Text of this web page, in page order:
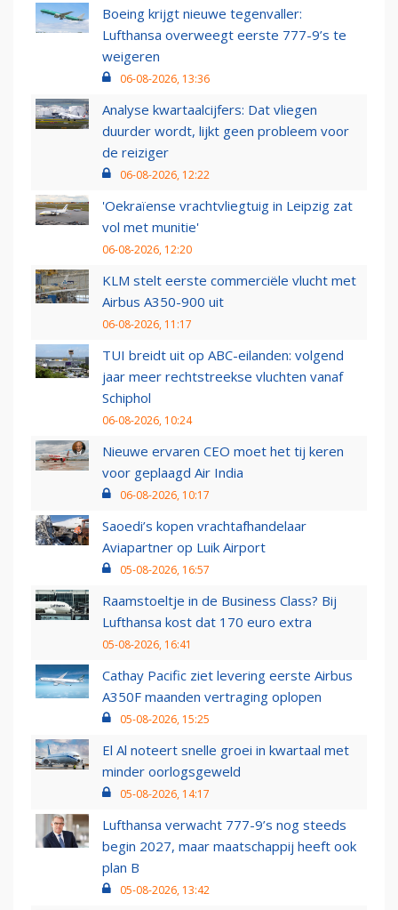
Boeing krijgt nieuwe tegenvaller:
Lufthansa overweegt eerste 777-9’s te
weigeren
06-08-2026, 13:36
Analyse kwartaalcijfers: Dat vliegen
duurder wordt, lijkt geen probleem voor
de reiziger
06-08-2026, 12:22
'Oekraïense vrachtvliegtuig in Leipzig zat
vol met munitie'
06-08-2026, 12:20
KLM stelt eerste commerciële vlucht met
Airbus A350-900 uit
06-08-2026, 11:17
TUI breidt uit op ABC-eilanden: volgend
jaar meer rechtstreekse vluchten vanaf
Schiphol
06-08-2026, 10:24
Nieuwe ervaren CEO moet het tij keren
voor geplaagd Air India
06-08-2026, 10:17
Saoedi’s kopen vrachtafhandelaar
Aviapartner op Luik Airport
05-08-2026, 16:57
Raamstoeltje in de Business Class? Bij
Lufthansa kost dat 170 euro extra
05-08-2026, 16:41
Cathay Pacific ziet levering eerste Airbus
A350F maanden vertraging oplopen
05-08-2026, 15:25
El Al noteert snelle groei in kwartaal met
minder oorlogsgeweld
05-08-2026, 14:17
Lufthansa verwacht 777-9’s nog steeds
begin 2027, maar maatschappij heeft ook
plan B
05-08-2026, 13:42